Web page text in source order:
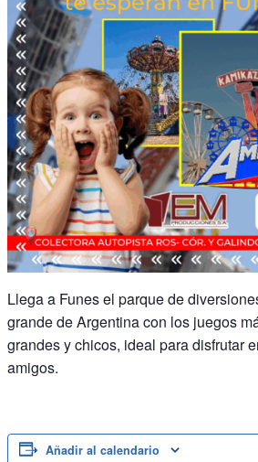
Llega a Funes el parque de
grande de Argentina con los juegos
grandes y chicos, ideal para disfrutar
amigos.
Añadir al calendario